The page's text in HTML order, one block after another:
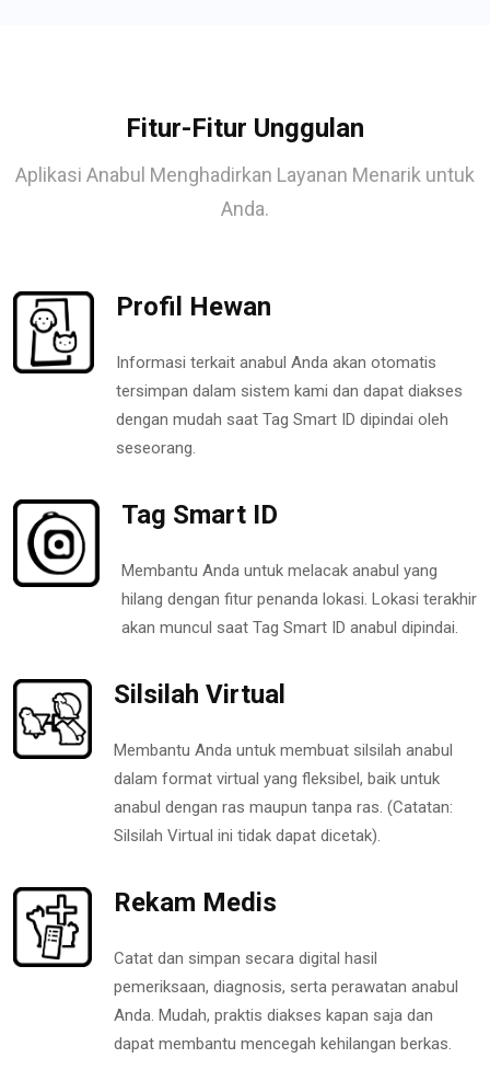
Fitur-Fitur Unggulan
Aplikasi Anabul Menghadirkan Layanan Menarik untuk
Anda.
Profil Hewan
Informasi terkait anabul Anda akan otomatis
tersimpan dalam sistem kami dan dapat diakses
dengan mudah saat Tag Smart ID dipindai oleh
seseorang.
Tag Smart ID
Membantu Anda untuk melacak anabul yang
hilang dengan fitur penanda lokasi. Lokasi terakhir
akan muncul saat Tag Smart ID anabul dipindai.
Silsilah Virtual
Membantu Anda untuk membuat silsilah anabul
dalam format virtual yang fleksibel, baik untuk
anabul dengan ras maupun tanpa ras. (Catatan:
Silsilah Virtual ini tidak dapat dicetak).
Rekam Medis
Catat dan simpan secara digital hasil
pemeriksaan, diagnosis, serta perawatan anabul
Anda. Mudah, praktis diakses kapan saja dan
dapat membantu mencegah kehilangan berkas.